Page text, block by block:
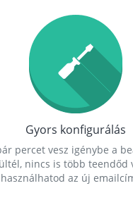
Gyors konfigurálás
percet vesz igénybe a
nincs is több teendőd
használhatod az új